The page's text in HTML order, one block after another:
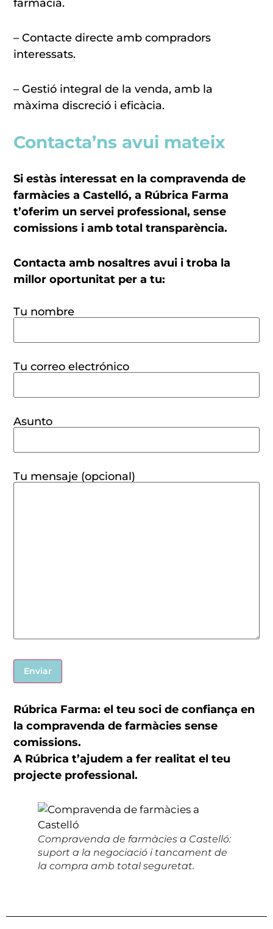
farmàcia.
– Contacte directe amb compradors
interessats.
– Gestió integral de la venda, amb la
màxima discreció i eficàcia.
Contacta’ns avui mateix
Si estàs interessat en la compravenda de
farmàcies a Castelló, a Rúbrica Farma
t’oferim un servei professional, sense
comissions i amb total transparència.
Contacta amb nosaltres avui i troba la
millor oportunitat per a tu:
Tu nombre
Tu correo electrónico
Asunto
Tu mensaje (opcional)
Rúbrica Farma: el teu soci de confiança en
la compravenda de farmàcies sense
comissions.
A Rúbrica t’ajudem a fer realitat el teu
projecte professional.
Compravenda de farmàcies a Castelló:
suport a la negociació i tancament de
la compra amb total seguretat.